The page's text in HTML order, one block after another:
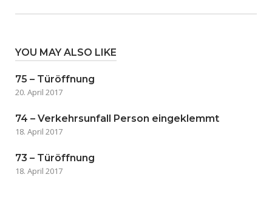
YOU MAY ALSO LIKE
75 – Türöffnung
20. April 2017
74 – Verkehrsunfall Person eingeklemmt
18. April 2017
73 – Türöffnung
18. April 2017